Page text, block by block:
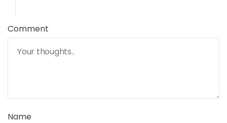
Comment
Name